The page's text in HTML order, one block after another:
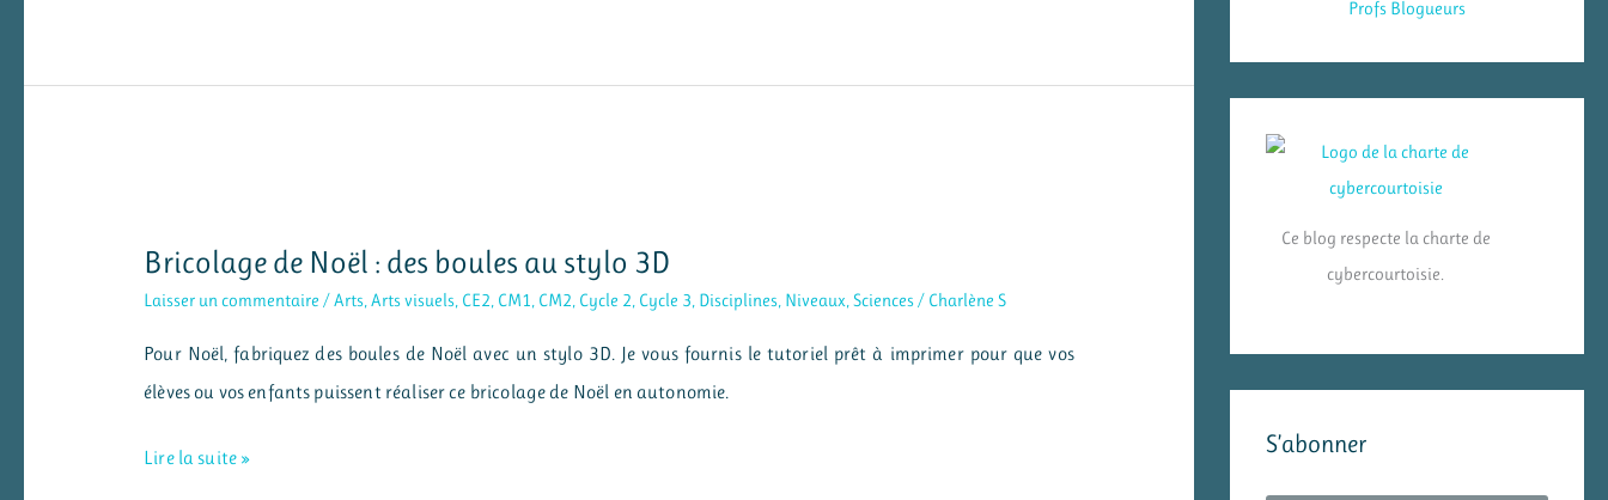
Bricolage de Noël : des boules au stylo 3D
Laisser un commentaire /Arts,Arts visuels, CE2, CM1, CM2, Cycle 2, Cycle 3, Disciplines, Niveaux,Sciences/ Charlène S
Pour Noël, fabriquez des boules de Noël avec un stylo 3D. Je vous fournis le tutoriel prêt à imprimer pour que vos
élèves ou vos enfants puissent réaliser ce bricolage de Noël en autonomie.
Bricolage
Lire la suite »
Ce blog respecte la charte de
cybercourtoisie.
S’abonner